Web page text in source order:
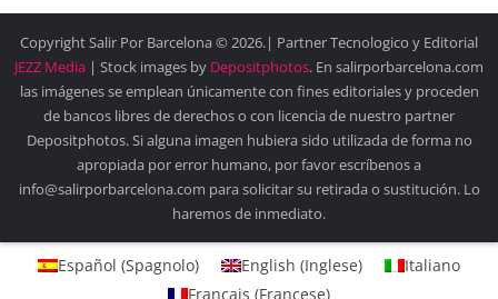
Copyright Salir Por Barcelona © 2026.| Partner Tecnologico y Editorial
JEZZ Media | Stock images by Depositphotos. En salirporbarcelona.com
las imágenes se emplean únicamente con fines editoriales y proceden
de bancos libres de derechos o con licencia de nuestro partner
Depositphotos. Si alguna imagen hubiera sido utilizada de forma no
apropiada por error humano, por favor escríbenos a
info@salirporbarcelona.com para solicitar su retirada o sustitución. Lo
haremos de inmediato.
Español (Spagnolo) English (Inglese)
Italiano
Français (Francese)